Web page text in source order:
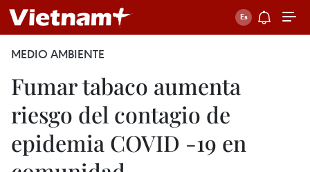
MEDIO AMBIENTE
Fumar tabaco aumenta
riesgo del contagio de
epidemia COVID -19 en